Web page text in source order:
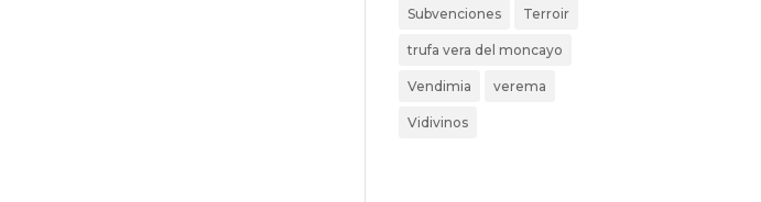
Subvenciones Terroir
trufa vera del moncayo
Vendimia verema
Vidivinos